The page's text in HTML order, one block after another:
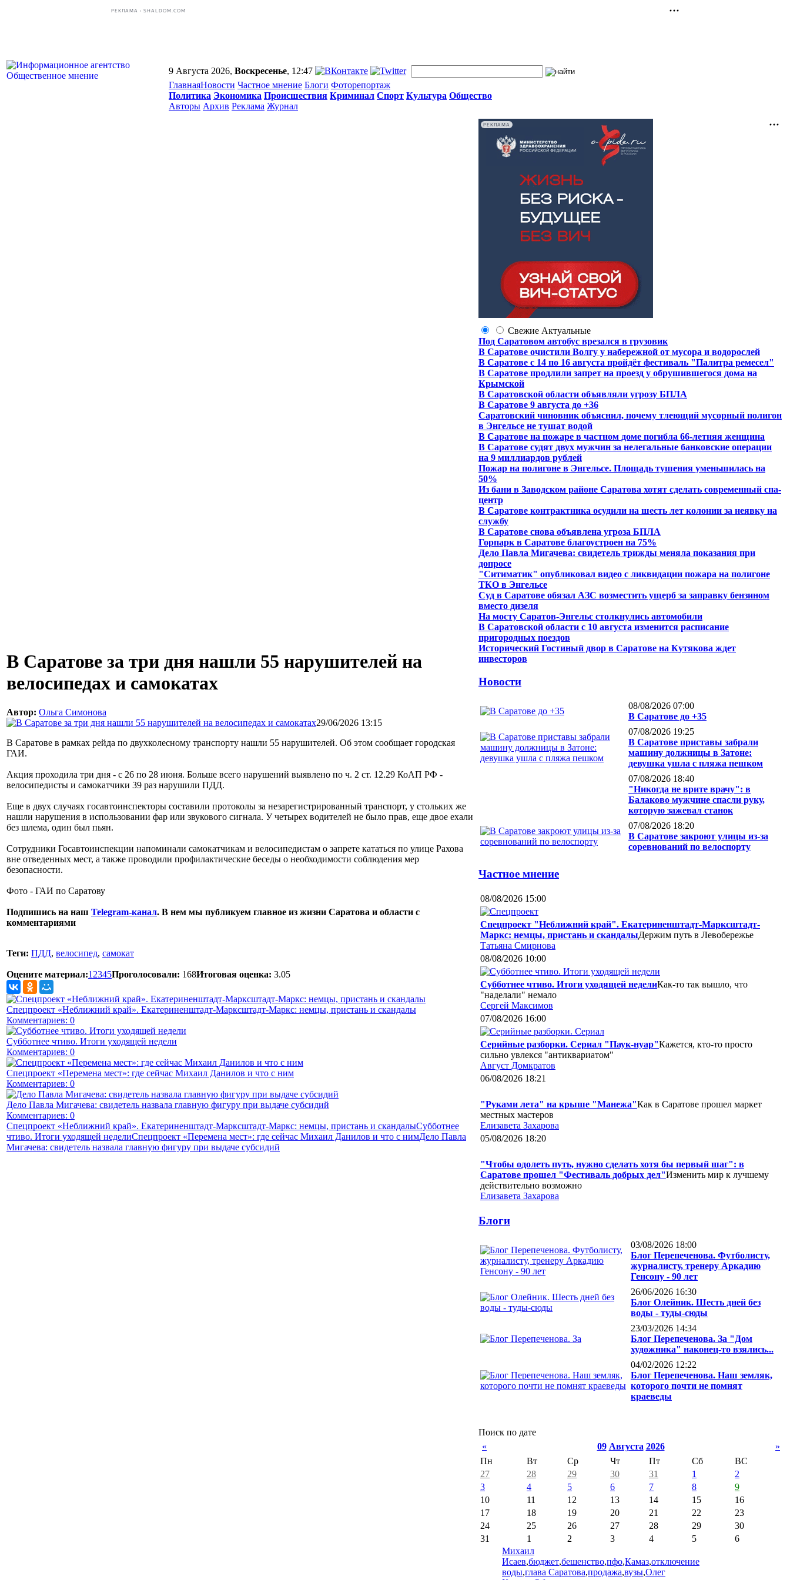
РЕКЛАМА • SHALDOM.COM
9 Августа 2026, Воскресенье, 12:47
ГлавнаяНовости Частное мнение Блоги Фоторепортаж
Политика Экономика Происшествия Криминал Спорт Культура Общество
Авторы Архив Реклама Журнал
В Саратове за три дня нашли 55 нарушителей на
велосипедах и самокатах
Автор: Ольга Симонова
29/06/2026 13:15
В Саратове в рамках рейда по двухколесному транспорту нашли 55 нарушителей. Об этом сообщает городская
ГАИ.
Акция проходила три дня - с 26 по 28 июня. Больше всего нарушений выявлено по ч. 2 ст. 12.29 КоАП РФ -
велосипедисты и самокатчики 39 раз нарушили ПДД.
Еще в двух случаях госавтоинспекторы составили протоколы за незарегистрированный транспорт, у стольких же
нашли нарушения в использовании фар или звукового сигнала. У четырех водителей не было прав, еще двое ехали
без шлема, один был пьян.
Сотрудники Госавтоинспекции напоминали самокатчикам и велосипедистам о запрете кататься по улице Рахова
вне отведенных мест, а также проводили профилактические беседы о необходимости соблюдения мер
безопасности.
Фото - ГАИ по Саратову
Подпишись на наш Telegram-канал. В нем мы публикуем главное из жизни Саратова и области с
комментариями
Теги: ПДД, велосипед, самокат
Оцените материал:1 2345Проголосовали: 168Итоговая оценка: 3.05
Спецпроект «Неближний край». Екатериненштадт-Марксштадт-Маркс: немцы, пристань и скандалы
Комментариев: 0
Субботнее чтиво. Итоги уходящей недели
Комментариев: 0
Спецпроект «Перемена мест»: где сейчас Михаил Данилов и что с ним
Комментариев: 0
Дело Павла Мигачева: свидетель назвала главную фигуру при выдаче субсидий
Комментариев: 0
Спецпроект «Неближний край». Екатериненштадт-Марксштадт-Маркс: немцы, пристань и скандалыСубботнее
чтиво. Итоги уходящей неделиСпецпроект «Перемена мест»: где сейчас Михаил Данилов и что с нимДело Павла
Мигачева: свидетель назвала главную фигуру при выдаче субсидий
РЕКЛАМА
Свежие Актуальные
Под Саратовом автобус врезался в грузовик
В Саратове очистили Волгу у набережной от мусора и водорослей
В Саратове с 14 по 16 августа пройдёт фестиваль "Палитра ремесел"
В Саратове продлили запрет на проезд у обрушившегося дома на
Крымской
В Саратовской области объявляли угрозу БПЛА
В Саратове 9 августа до +36
Саратовский чиновник объяснил, почему тлеющий мусорный полигон
в Энгельсе не тушат водой
В Саратове на пожаре в частном доме погибла 66-летняя женщина
В Саратове судят двух мужчин за нелегальные банковские операции
на 9 миллиардов рублей
Пожар на полигоне в Энгельсе. Площадь тушения уменьшилась на
50%
Из бани в Заводском районе Саратова хотят сделать современный спа-
центр
В Саратове контрактника осудили на шесть лет колонии за неявку на
службу
В Саратове снова объявлена угроза БПЛА
Горпарк в Саратове благоустроен на 75%
Дело Павла Мигачева: свидетель трижды меняла показания при
допросе
"Ситиматик" опубликовал видео с ликвидации пожара на полигоне
ТКО в Энгельсе
Суд в Саратове обязал АЗС возместить ущерб за заправку бензином
вместо дизеля
На мосту Саратов-Энгельс столкнулись автомобили
В Саратовской области с 10 августа изменится расписание
пригородных поездов
Исторический Гостиный двор в Саратове на Кутякова ждет
инвесторов
Новости
08/08/2026 07:00
В Саратове до +35
07/08/2026 19:25
В Саратове приставы забрали
машину должницы в Затоне:
девушка ушла с пляжа пешком
07/08/2026 18:40
"Никогда не врите врачу": в
Балаково мужчине спасли руку,
которую зажевал станок
07/08/2026 18:20
В Саратове закроют улицы из-за
соревнований по велоспорту
Частное мнение
08/08/2026 15:00
Спецпроект "Неближний край". Екатериненштадт-Марксштадт-
Маркс: немцы, пристань и скандалыДержим путь в Левобережье
Татьяна Смирнова
08/08/2026 10:00
Субботнее чтиво. Итоги уходящей неделиКак-то так вышло, что
"наделали" немало
Сергей Максимов
07/08/2026 16:00
Серийные разборки. Сериал "Паук-нуар"Кажется, кто-то просто
сильно увлекся "антиквариатом"
Август Домкратов
06/08/2026 18:21
"Руками лета" на крыше "Манежа"Как в Саратове прошел маркет
местных мастеров
Елизавета Захарова
05/08/2026 18:20
"Чтобы одолеть путь, нужно сделать хотя бы первый шаг": в
Саратове прошел "Фестиваль добрых дел"Изменить мир к лучшему
действительно возможно
Елизавета Захарова
Блоги
03/08/2026 18:00
Блог Перепеченова. Футболисту,
журналисту, тренеру Аркадию
Генсону - 90 лет
26/06/2026 16:30
Блог Олейник. Шесть дней без
воды - туды-сюды
23/03/2026 14:34
Блог Перепеченова. За "Дом
художника" наконец-то взялись...
04/02/2026 12:22
Блог Перепеченова. Наш земляк,
которого почти не помнят
краеведы
Поиск по дате
«
09 Августа 2026
»
Пн
Вт Ср Чт Пт Сб
ВС
27
28 29 30 31 1
2
3
4 5 6 7 8
9
10
11 12 13 14 15
16
17
18 19 20 21 22
23
24
25 26 27 28 29
30
31
1 2 3 4 5
6
Михаил
Исаев,бюджет,бешенство,пфо,Камаз,отключение
воды,глава Саратова,продажа,вузы,Олег